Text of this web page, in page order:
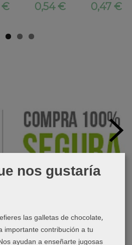
€ 0,54 € 0,47 €
nos gustaría
las galletas de chocolate,
importante contribución a tu
ayudan a enseñarte jugosas